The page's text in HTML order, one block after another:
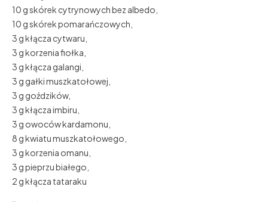
10 g skórek cytrynowych bez albedo,
10 g skórek pomarańczowych,
3 g kłącza cytwaru,
3 g korzenia fiołka,
3 g kłącza galangi,
3 g gałki muszkatołowej,
3 g goździków,
3 g kłącza imbiru,
3 g owoców kardamonu,
8 g kwiatu muszkatołowego,
3 g korzenia omanu,
3 g pieprzu białego,
2 g kłącza tataraku